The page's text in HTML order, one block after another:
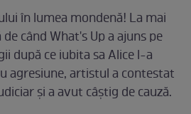
în lumea mondenă! La mai
când What's Up a ajuns pe
după ce iubita sa Alice l-a
agresiune, artistul a contestat
şi a avut câştig de cauză.